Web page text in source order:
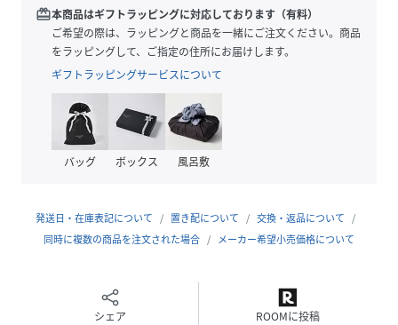
合は染みている場合がございます。
※商品画像はサンプル商品の為、仕様やカラー等に変更があ
る場合がございます。予めご了承ください。
※光の当たり具合で色味が違って見える場合があります。
【サイズ選びの目安】
基本的に通常お選びのサイズで良さそうです。
≪目安≫
足の形によって個人差がございます。あくまでも目安ですの
でお気をつけ下さいませ。
《素材》：硬い□□■□□柔らかい
redeem本商品はギフトラッピングに対応しております（有料）
ご希望の際は、ラッピングと商品を一緒にご注文ください。商品
をラッピングして、ご指定の住所にお届けします。
ギフトラッピングサービスについて
バッグ ボックス 風呂敷
発送日・在庫表記について 置き配について
交換・返品について
同時に複数の商品を注文された場合
メーカー希望小売価格について
シェア ROOMに投稿